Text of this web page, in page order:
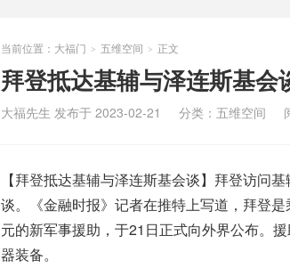
当前位置： 大福门 > 五维空间 > 正文
拜登抵达基辅与泽连斯基
大福先生 发布于 2023-02-21 分类： 五维空间
【拜登抵达基辅与泽连斯基会谈】拜登访问
谈。《金融时报》记者在推特上写道，拜登
元的新军事援助，于21日正式向外界公布。
器装备。